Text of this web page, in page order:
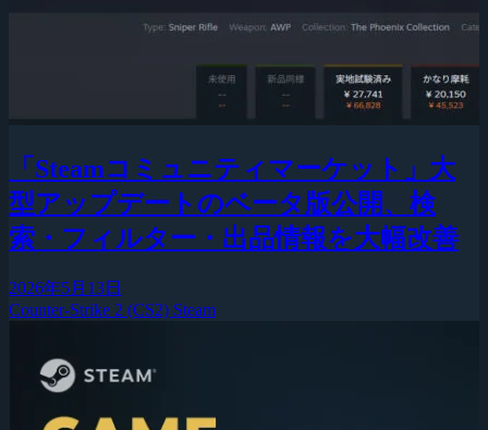
「Steamコミュニティマーケット」大
型アップデートのベータ版公開、検
索・フィルター・出品情報を大幅改善
2026年5月13日
Counter-Strike 2 (CS2) Steam